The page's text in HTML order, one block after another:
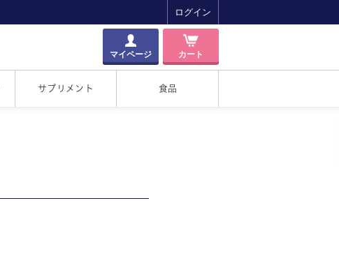
ログイン
マイページ カート
サプリメント 食品